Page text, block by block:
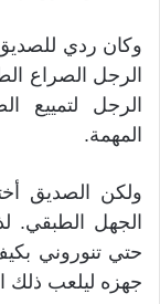
وكان ردي
الرجل الصراع
الرجل لتمييع
المهمة.
ولكن الصديق
الجهل الطبقي.
حتي تنوروني
جهزه ليلعب ذلك